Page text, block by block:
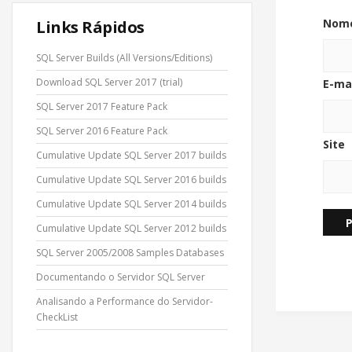
Links Rápidos
SQL Server Builds (All Versions/Editions)
Download SQL Server 2017 (trial)
SQL Server 2017 Feature Pack
SQL Server 2016 Feature Pack
Cumulative Update SQL Server 2017 builds
Cumulative Update SQL Server 2016 builds
Cumulative Update SQL Server 2014 builds
Cumulative Update SQL Server 2012 builds
SQL Server 2005/2008 Samples Databases
Documentando o Servidor SQL Server
Analisando a Performance do Servidor-
CheckList
E-
Site